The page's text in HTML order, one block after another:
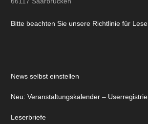
Bitte beachten Sie unsere Richtlinie für
News selbst einstellen
Neu: Veranstaltungskalender –
Leserbriefe